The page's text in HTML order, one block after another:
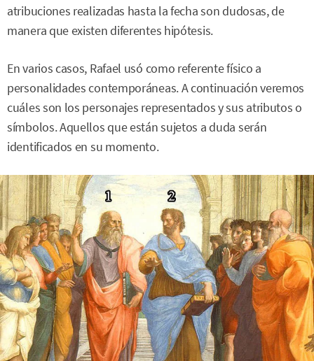
atribuciones realizadas hasta la fecha son dudosas, de
manera que existen diferentes hipótesis.
En varios casos, Rafael usó como referente físico a
personalidades contemporáneas. A continuación veremos
cuáles son los personajes representados y sus atributos o
símbolos. Aquellos que están sujetos a duda serán
identificados en su momento.